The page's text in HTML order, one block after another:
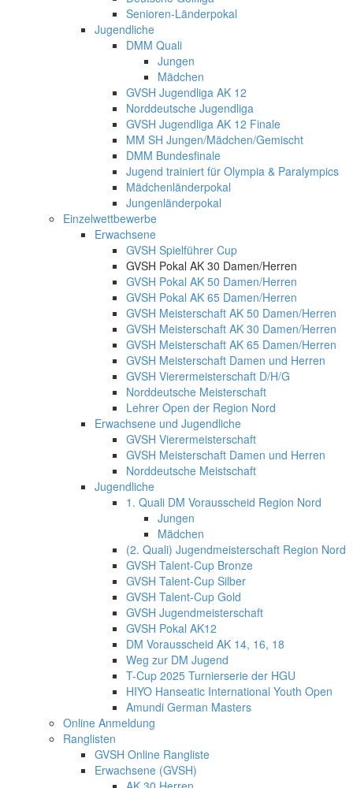
Senioren-Länderpokal
Jugendliche
DMM Quali
Jungen
Mädchen
GVSH Jugendliga AK 12
Norddeutsche Jugendliga
GVSH Jugendliga AK 12 Finale
MM SH Jungen/Mädchen/Gemischt
DMM Bundesfinale
Jugend trainiert für Olympia & Paralympics
Mädchenländerpokal
Jungenländerpokal
Einzelwettbewerbe
Erwachsene
GVSH Spielführer Cup
GVSH Pokal AK 30 Damen/Herren
GVSH Pokal AK 50 Damen/Herren
GVSH Pokal AK 65 Damen/Herren
GVSH Meisterschaft AK 50 Damen/Herren
GVSH Meisterschaft AK 30 Damen/Herren
GVSH Meisterschaft AK 65 Damen/Herren
GVSH Meisterschaft Damen und Herren
GVSH Vierermeisterschaft D/H/G
Norddeutsche Meisterschaft
Lehrer Open der Region Nord
Erwachsene und Jugendliche
GVSH Vierermeisterschaft
GVSH Meisterschaft Damen und Herren
Norddeutsche Meistschaft
Jugendliche
1. Quali DM Vorausscheid Region Nord
Jungen
Mädchen
(2. Quali) Jugendmeisterschaft Region Nord
GVSH Talent-Cup Bronze
GVSH Talent-Cup Silber
GVSH Talent-Cup Gold
GVSH Jugendmeisterschaft
GVSH Pokal AK12
DM Vorausscheid AK 14, 16, 18
Weg zur DM Jugend
T-Cup 2025 Turnierserie der HGU
HIYO Hanseatic International Youth Open
Amundi German Masters
Online Anmeldung
Ranglisten
GVSH Online Rangliste
Erwachsene (GVSH)